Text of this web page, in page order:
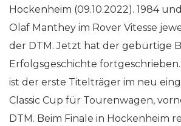
Hockenheim (09.10.2022). 1984
Olaf Manthey im Rover Vitesse
der DTM. Jetzt hat der gebürtige
Erfolgsgeschichte
ist der erste Titelträger im neu
Classic Cup für Tourenwagen,
DTM. Beim Finale in Hockenheim